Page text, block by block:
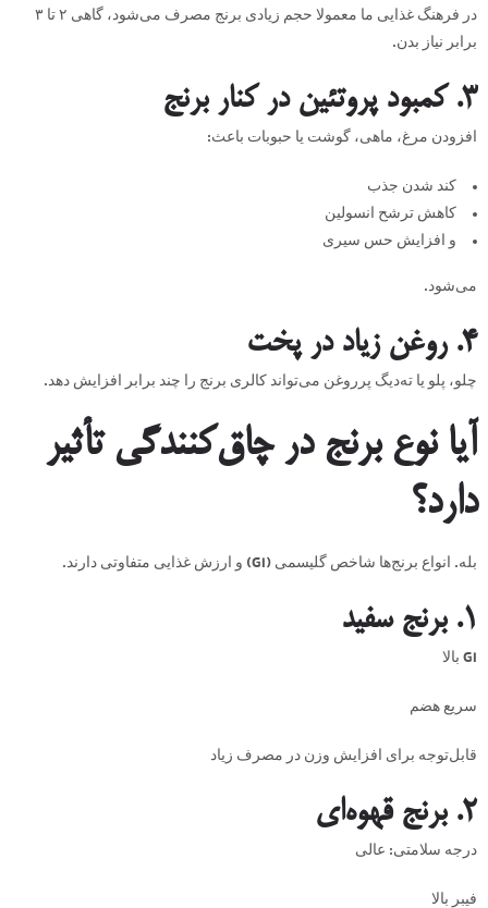
در فرهنگ غذایی ما معمولا حجم زیادی برنج مصرف می‌شود، گاهی ۲ تا ۳
برابر نیاز بدن.
۳. کمبود پروتئین در کنار برنج
افزودن مرغ، ماهی، گوشت یا حبوبات باعث:
کند شدن جذب
کاهش ترشح انسولین
و افزایش حس سیری
می‌شود.
۴. روغن زیاد در پخت
چلو، پلو یا ته‌دیگ پرروغن می‌تواند کالری برنج را چند برابر افزایش دهد.
آیا نوع برنج در چاق‌کنندگی تأثیر
دارد؟
بله. انواع برنج‌ها شاخص گلیسمی (GI) و ارزش غذایی متفاوتی دارند.
۱. برنج سفید
GI بالا
سریع هضم
قابل‌توجه برای افزایش وزن در مصرف زیاد
۲. برنج قهوه‌ای
درجه سلامتی: عالی
فیبر بالا